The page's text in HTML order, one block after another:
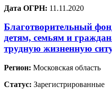
Дата ОГРН: 11.11.2020
Благотворительный
детям, семьям и
трудную жизненную
Регион: Московская область
Статус: Зарегистрированные